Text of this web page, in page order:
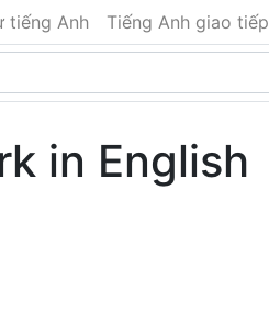
tiếng Anh Tiếng Anh giao tiếp
in English